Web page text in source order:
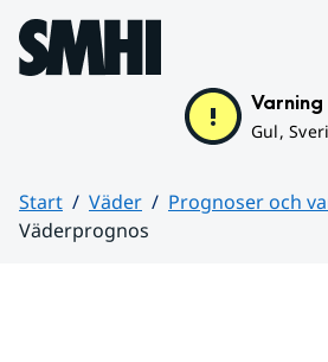
Hoppa till sidans innehåll
Varning
Gul,
Start Väder
Prognoser och
Väderprognos